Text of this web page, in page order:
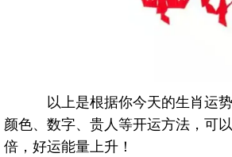
以上是根据你今天的生肖运势
颜色、数字、贵人等开运方法，可
倍，好运能量上升！